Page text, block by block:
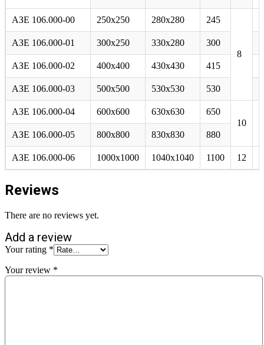
АЗЕ 106.000-00 250х250 280х280 245
8
АЗЕ 106.000-01 300х250 330х280 300
АЗЕ 106.000-02 400х400 430х430 415
АЗЕ 106.000-03 500х500 530х530 530
АЗЕ 106.000-04 600х600 630х630
650
10
АЗЕ 106.000-05
800х800 830х830 880
АЗЕ 106.000-06 1000х1000 1040х1040 1100 12
Reviews
There are no reviews yet.
Add a review
Your rating *
Your review *